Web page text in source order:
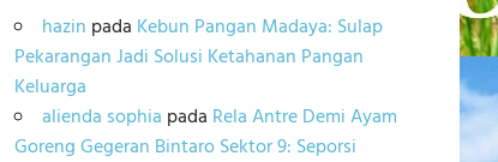
hazin pada Kebun Pangan Madaya: Sulap
Pekarangan Jadi Solusi Ketahanan Pangan
Keluarga
alienda sophia pada Rela Antre Demi Ayam
Goreng Gegeran Bintaro Sektor 9: Seporsi